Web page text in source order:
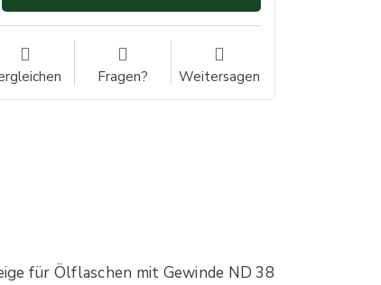
Fragen? Weitersagen
für Ölflaschen mit Gewinde ND 38